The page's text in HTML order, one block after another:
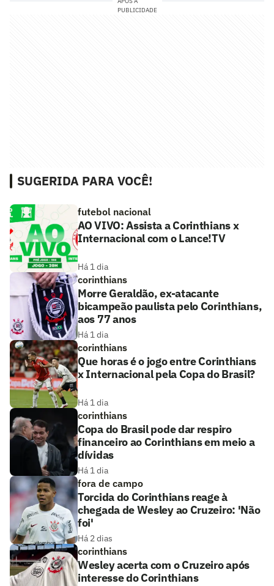
PUBLICIDADE
SUGERIDA PARA VOCÊ!
futebol nacional
AO VIVO: Assista a Corinthians x
Internacional com o Lance!TV
Há 1 dia
corinthians
Morre Geraldão, ex-atacante
bicampeão paulista pelo Corinthians,
aos 77 anos
Há 1 dia
corinthians
Que horas é o jogo entre Corinthians
x Internacional pela Copa do Brasil?
Há 1 dia
corinthians
Copa do Brasil pode dar respiro
financeiro ao Corinthians em meio a
dívidas
Há 1 dia
fora de campo
Torcida do Corinthians reage à
chegada de Wesley ao Cruzeiro: 'Não
foi'
Há 2 dias
corinthians
Wesley acerta com o Cruzeiro após
interesse do Corinthians